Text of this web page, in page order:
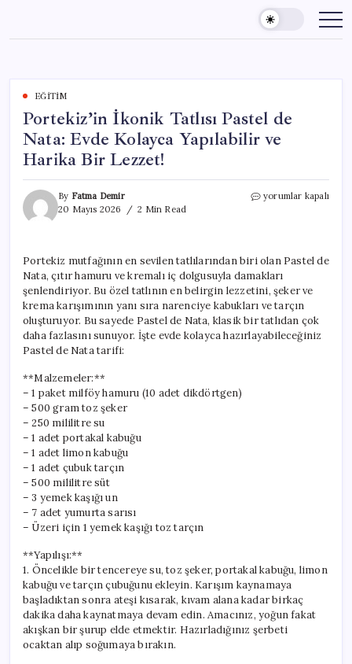
content
EĞITIM
Portekiz’in İkonik Tatlısı Pastel de
Nata: Evde Kolayca Yapılabilir ve
Harika Bir Lezzet!
By Fatma Demir
20 Mayıs 2026
2 Min Read
Portekiz’in
Nata:
Evde
Kolayca
Yapılabilir
ve
Harika
Bir
yorumlar kapalı
Portekiz mutfağının en sevilen tatlılarından biri olan Pastel de
Nata, çıtır hamuru ve kremalı iç dolgusuyla damakları
şenlendiriyor. Bu özel tatlının en belirgin lezzetini, şeker ve
krema karışımının yanı sıra narenciye kabukları ve tarçın
oluşturuyor. Bu sayede Pastel de Nata, klasik bir tatlıdan çok
daha fazlasını sunuyor. İşte evde kolayca hazırlayabileceğiniz
Pastel de Nata tarifi:
**Malzemeler:**
– 1 paket milföy hamuru (10 adet dikdörtgen)
– 500 gram toz şeker
– 250 mililitre su
– 1 adet portakal kabuğu
– 1 adet limon kabuğu
– 1 adet çubuk tarçın
– 500 mililitre süt
– 3 yemek kaşığı un
– 7 adet yumurta sarısı
– Üzeri için 1 yemek kaşığı toz tarçın
**Yapılışı:**
1. Öncelikle bir tencereye su, toz şeker, portakal kabuğu, limon
kabuğu ve tarçın çubuğunu ekleyin. Karışım kaynamaya
başladıktan sonra ateşi kısarak, kıvam alana kadar birkaç
dakika daha kaynatmaya devam edin. Amacınız, yoğun fakat
akışkan bir şurup elde etmektir. Hazırladığınız şerbeti
ocaktan alıp soğumaya bırakın.